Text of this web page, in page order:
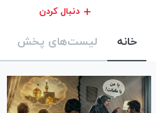
دنبال کردن
خانه لیست‌های پخش